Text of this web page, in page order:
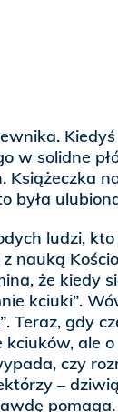
w solidne
Książeczka
była
ludzi,
nauką
że kiedy
kciuki”.
Teraz, gdy
ale
czy
–
pomaga.